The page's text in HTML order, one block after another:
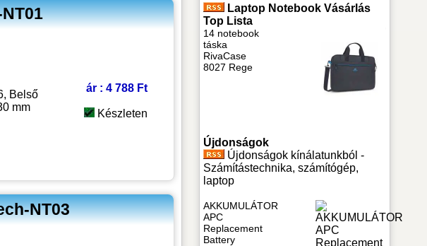
Belső
mm
ár : 4 788 Ft
Készleten
NT03
Laptop Notebook Vásárlás
Top Lista
14 notebook
táska
RivaCase
8027 Rege
Újdonságok
Újdonságok kínálatunkból -
Számítástechnika, számítógép,
laptop
AKKUMULÁTOR
APC
Replacement
Battery